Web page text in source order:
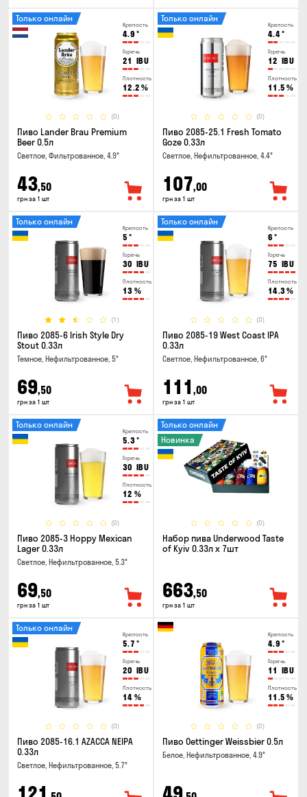
Крепость
4.9 °
Горечь
21 IBU
Плотность
12.2 %
(0)
Только онлайн
Пиво Lander Brau Premium
Beer 0.5л
Светлое, Фильтрованное, 4.9°
43,50
грн за 1 шт
Крепость
4.4°
Горечь
12 IBU
Плотность
11.5 %
(0)
Только онлайн
Пиво 2085-25.1 Fresh Tomato
Goze 0.33л
Светлое, Нефильтрованное, 4.4°
107,00
грн за 1 шт
Крепость
5 °
Горечь
30 IBU
Плотность
13 %
(1)
Только онлайн
Пиво 2085-6 Irish Style Dry
Stout 0.33л
Темное, Нефильтрованное, 5°
69,50
грн за 1 шт
Крепость
6 °
Горечь
75 IBU
Плотность
14.3%
(0)
Только онлайн
Пиво 2085-19 West Coast IPA
0.33л
Светлое, Нефильтрованное, 6°
111 ,00
грн за 1 шт
Крепость
5.3°
Горечь
30 IBU
Плотность
12 %
(0)
Только онлайн
Пиво 2085-3 Hoppy Mexican
Lager 0.33л
Светлое, Нефильтрованное, 5.3°
69,50
грн за 1 шт
(0)
Только онлайн
Новинка
Набор пива Underwood Taste
of Kyiv 0.33л x 7шт
663,50
грн за 1 шт
Крепость
5.7 °
Горечь
20 IBU
Плотность
14 %
(0)
Только онлайн
Пиво 2085-16.1 AZACCA NEIPA
0.33л
Светлое, Нефильтрованное, 5.7°
Крепость
4.9 °
Горечь
11 IBU
Плотность
11.5 %
(0)
Пиво Oettinger Weissbier 0.5л
Белое, Нефильтрованное, 4.9°